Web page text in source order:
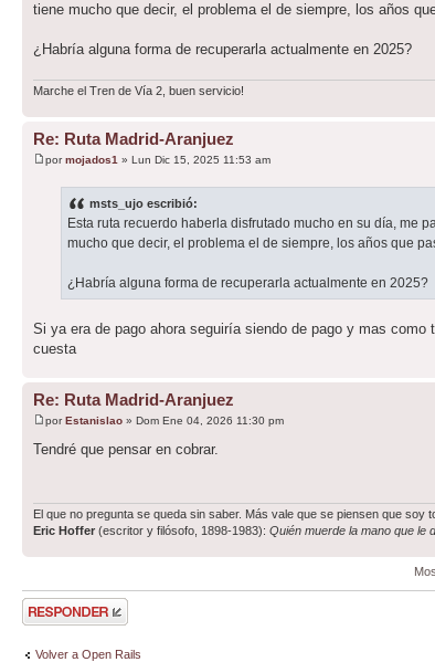
tiene mucho que decir, el problema el de siempre, los años
¿Habría alguna forma de recuperarla actualmente en 2025?
Marche el Tren de Vía 2, buen servicio!
Re: Ruta Madrid-Aranjuez
pormojados1 » Lun Dic 15, 2025 11:53 am
msts_ujo escribió:
Esta ruta recuerdo haberla disfrutado mucho en su día, me
mucho que decir, el problema el de siempre, los años que
¿Habría alguna forma de recuperarla actualmente en 2025?
Si ya era de pago ahora seguiría siendo de pago y mas
cuesta
Re: Ruta Madrid-Aranjuez
porEstanislao » Dom Ene 04, 2026 11:30 pm
Tendré que pensar en cobrar.
El que no pregunta se queda sin saber. Más vale que se piensen que soy
Eric Hoffer (escritor y filósofo, 1898-1983): Quién muerde la mano que le
Publicar una
respuesta
Volver a Open Rails